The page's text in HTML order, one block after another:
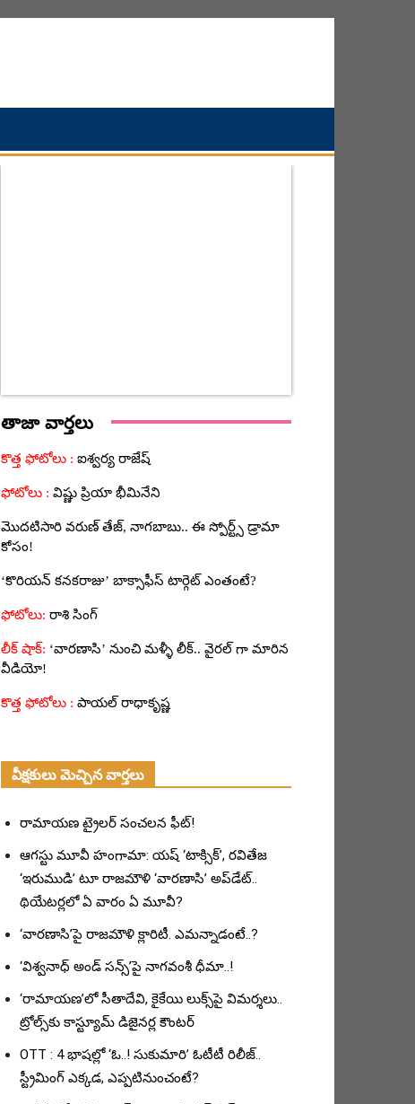
తాజా వార్తలు
ఐశ్వర్య రాజేష్
విష్ణు ప్రియా భీమినేని
మొదటిసారి వరుణ్ తేజ్, నాగబాబు.. ఈ స్పోర్ట్స్ డ్రామా
కోసం!
‘కొరియన్ కనకరాజు’ బాక్సాఫీస్ టార్గెట్ ఎంతంటే?
రాశి సింగ్
‘వారణాసి’ నుంచి మళ్ళీ లీక్.. వైరల్ గా మారిన
వీడియో!
పాయల్ రాధాకృష్ణ
వీక్షకులు మెచ్చిన వార్తలు
రామాయణ ట్రైలర్ సంచలన ఫీట్!
ఆగస్టు మూవీ హంగామా: యష్ ‘టాక్సిక్’, రవితేజ
‘ఇరుముడి’ టూ రాజమౌళి ‘వారణాసి’ అప్‌డేట్..
థియేటర్లలో ఏ వారం ఏ మూవీ?
‘వారణాసి’పై రాజమౌళి క్లారిటీ. ఎమన్నాడంటే..?
‘విశ్వనాధ్ అండ్ సన్స్’పై నాగవంశీ ధీమా..!
‘రామాయణ’లో సీతాదేవి, కైకేయి లుక్స్‌పై విమర్శలు..
ట్రోల్స్‌కు కాస్ట్యూమ్ డిజైనర్ల కౌంటర్
OTT : 4 భాషల్లో ‘ఓ..! సుకుమారి’ ఓటీటీ రిలీజ్..
స్ట్రీమింగ్ ఎక్కడ, ఎప్పటినుంచంటే?